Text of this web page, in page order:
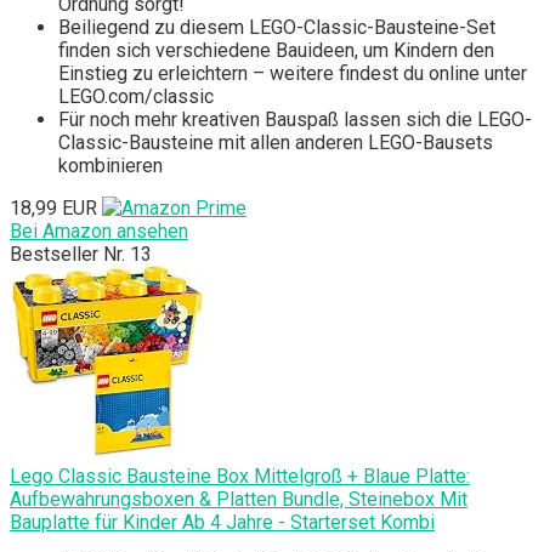
Beiliegend zu diesem LEGO-Classic-Bausteine-Set
finden sich verschiedene Bauideen, um Kindern den
Einstieg zu erleichtern – weitere findest du online unter
LEGO.com/classic
Für noch mehr kreativen Bauspaß lassen sich die LEGO-
Classic-Bausteine mit allen anderen LEGO-Bausets
kombinieren
18,99 EUR
Bei Amazon ansehen
Bestseller Nr. 13
Lego Classic Bausteine Box Mittelgroß + Blaue Platte:
Aufbewahrungsboxen & Platten Bundle, Steinebox Mit
Bauplatte für Kinder Ab 4 Jahre - Starterset Kombi